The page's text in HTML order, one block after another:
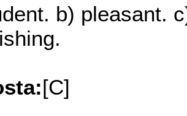
b) pleasant.
[C]